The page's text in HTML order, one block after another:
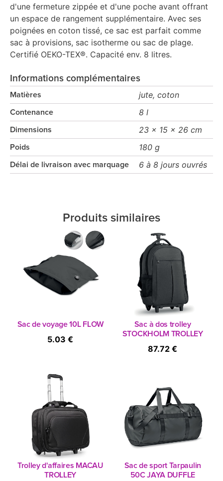
d'une fermeture zippée et d'une poche avant offrant
un espace de rangement supplémentaire. Avec ses
poignées en coton tissé, ce sac est parfait comme
sac à provisions, sac isotherme ou sac de plage.
Certifié OEKO-TEX®. Capacité env. 8 litres.
Informations complémentaires
Matières jute, coton
Contenance 8 l
Dimensions 23 x 15 x 26 cm
Poids 180 g
Délai de livraison avec marquage 6 à 8 jours ouvrés
Produits similaires
Sac de voyage 10L FLOW
5.03 €
Sac à dos trolley
STOCKHOLM TROLLEY
87.72 €
Trolley d'affaires MACAU
TROLLEY
Sac de sport Tarpaulin
50C JAYA DUFFLE